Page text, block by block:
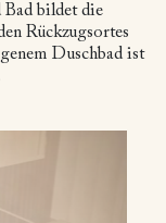
Bad bildet die
Rückzugsortes
Duschbad ist